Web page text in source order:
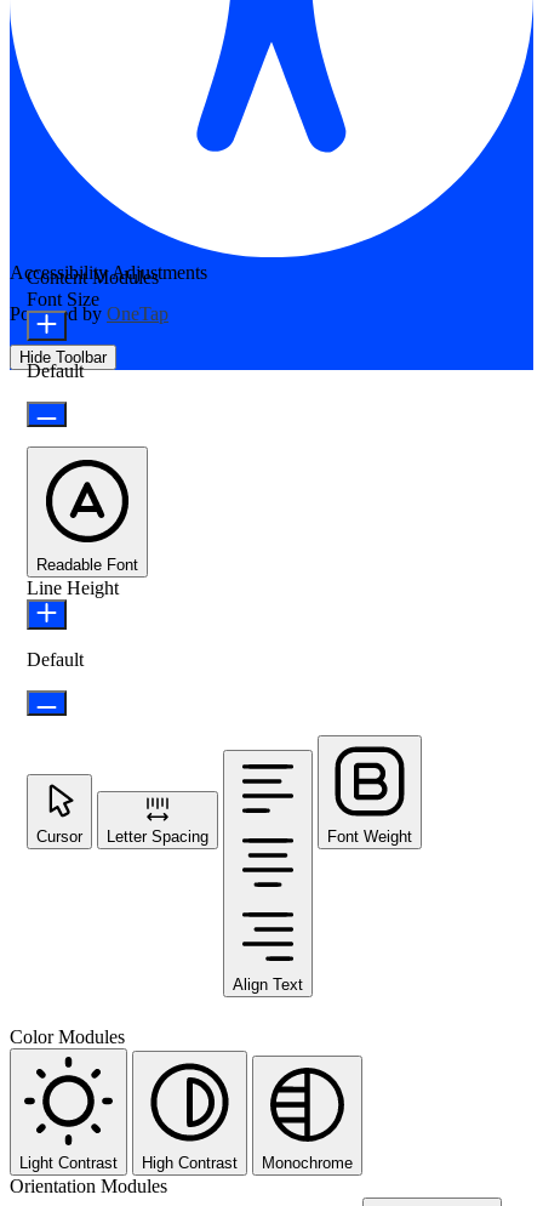
Accessibility Adjustments
Powered by OneTap
Hide Toolbar
Content Modules
Font Size
Default
Readable Font
Line Height
Default
Cursor Letter Spacing
Align Text
Font Weight
Color Modules
Light Contrast High Contrast Monochrome
Orientation Modules